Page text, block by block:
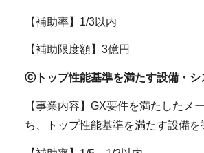
【補助率】1/3以内
【補助限度額】3億円
ⓒトップ性能基準を満たす設備・シ
【事業内容】GX要件を満たしたメ
ち、トップ性能基準を満たす設備を